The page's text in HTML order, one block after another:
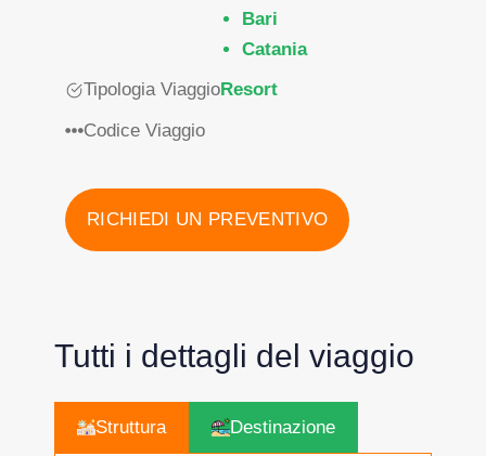
Bari
Catania
Tipologia ViaggioResort
Codice Viaggio
RICHIEDI UN PREVENTIVO
Tutti i dettagli del viaggio
Struttura Destinazione